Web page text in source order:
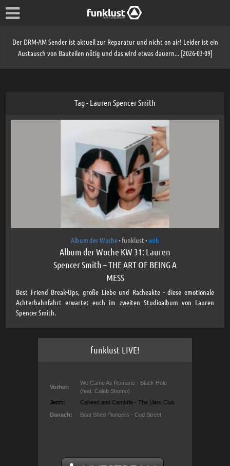
Der DRM-AM Sender ist aktuell zur Reparatur und nicht on air! Leider ist ein
Austausch von Bauteilen nötig und das wird etwas dauern... [2026-03-09]
Tag - Lauren Spencer Smith
Album der Woche•funklust•web
Album der Woche KW 31: Lauren
Spencer Smith – THE ART OF BEING A
MESS
Best Friend Break-Ups, große Liebe und Racheakte - diese emotionale
Achterbahnfahrt erwartet euch im zweiten Studioalbum von Lauren
Spencer Smith.
funklust LIVE!